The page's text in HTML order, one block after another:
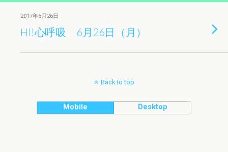
2017年6月26日
HI!心呼吸 6月26日（月）
Back to top
Mobile Desktop